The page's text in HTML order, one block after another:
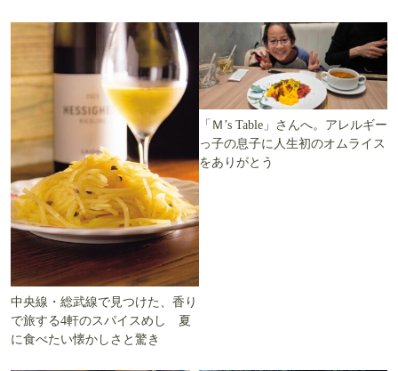
中央線・総武線で見つけた、香り
で旅する4軒のスパイスめし 夏
に食べたい懐かしさと驚き
「Ｍ’s Table」さんへ。アレルギー
っ子の息子に人生初のオムライス
をありがとう